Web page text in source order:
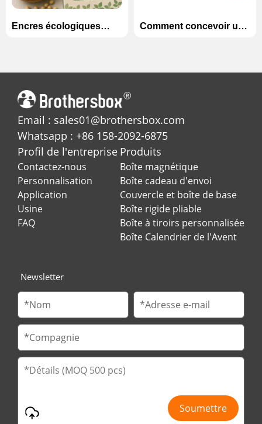
Encres écologiques
personnalisée
Comment concevoir une
Email : sales01@brothersbox.com
Whatsapp : +86 158-2092-6875
Profil de l'entreprise
Contactez-nous
Personnalisation
Application
Usine
FAQ
Produits
Boîte magnétique
Boîte cadeau d'envoi
Couvercle et boîte de base
Boîte rigide pliable
Boîte à tiroirs personnalisée
Boîte Calendrier de l'Avent
Newsletter